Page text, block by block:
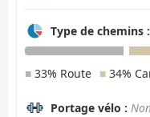
Type de chemins :
■ 33% Route ■ 34%
Portage vélo :